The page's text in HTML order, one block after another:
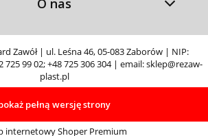
O nas
Zawół | ul. Leśna 46, 05-083 Zaborów | NIP:
725 99 02;+48 725 306 304| email:sklep@rezaw-
plast.pl
pełną wersję strony
internetowy Shoper Premium